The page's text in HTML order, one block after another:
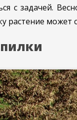
с задачей.
растение может